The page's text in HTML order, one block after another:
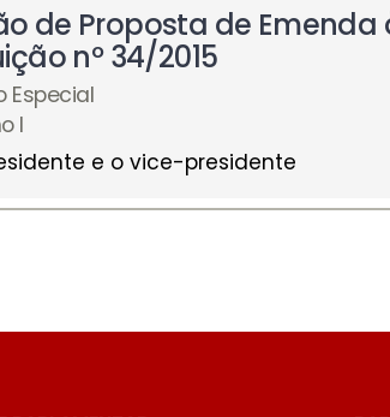
de Proposta de Emenda
nº 34/2015
Especial
I
e o vice-presidente